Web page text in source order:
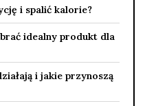
i spalić kalorie?
idealny produkt dla
i jakie przynoszą